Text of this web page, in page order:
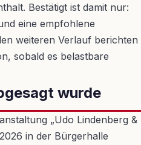
Bestätigt ist damit nur:
eine empfohlene
weiteren Verlauf berichten
sobald es belastbare
wurde
„Udo Lindenberg &
in der Bürgerhalle